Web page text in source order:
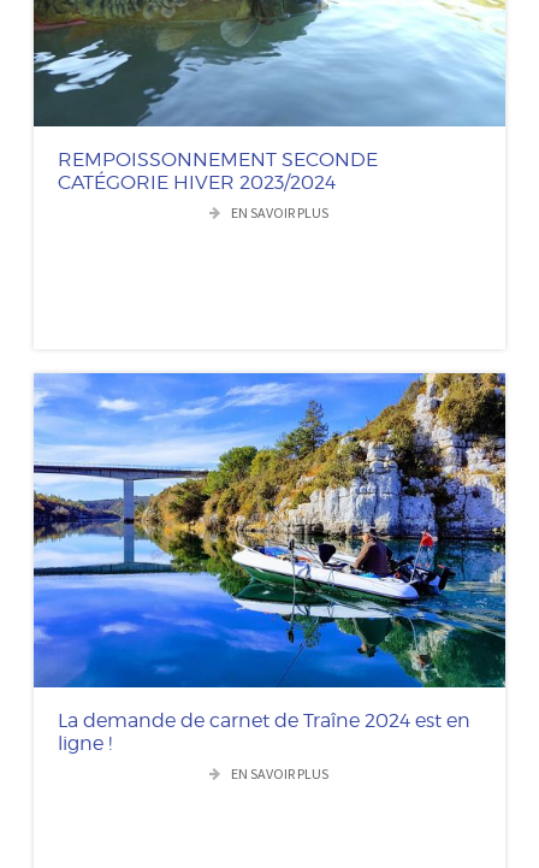
REMPOISSONNEMENT SECONDE
CATÉGORIE HIVER 2023/2024
EN SAVOIR PLUS
La demande de carnet de Traîne 2024 est en
ligne !
EN SAVOIR PLUS